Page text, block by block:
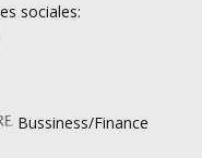
sociales:
Bussiness/Finance